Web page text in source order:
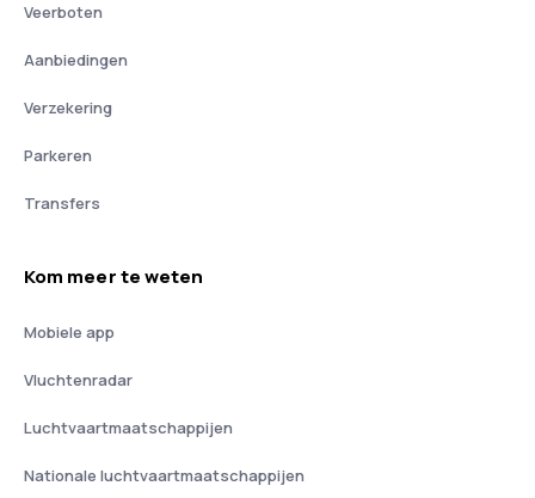
Veerboten
Aanbiedingen
Verzekering
Parkeren
Transfers
Kom meer te weten
Mobiele app
Vluchtenradar
Luchtvaartmaatschappijen
Nationale luchtvaartmaatschappijen